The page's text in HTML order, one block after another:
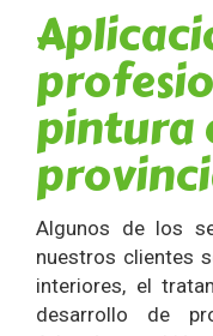
pintura
Algunos de los
nuestros clientes
interiores, el
desarrollo de